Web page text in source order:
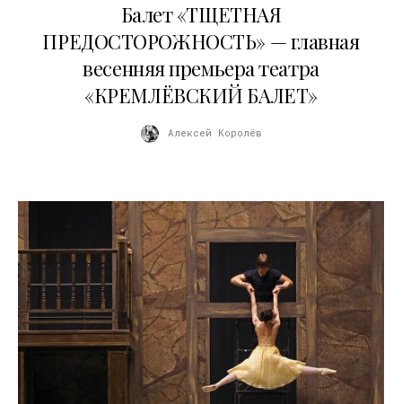
Балет «ТЩЕТНАЯ
ПРЕДОСТОРОЖНОСТЬ» — главная
весенняя премьера театра
«КРЕМЛЁВСКИЙ БАЛЕТ»
Алексей Королёв